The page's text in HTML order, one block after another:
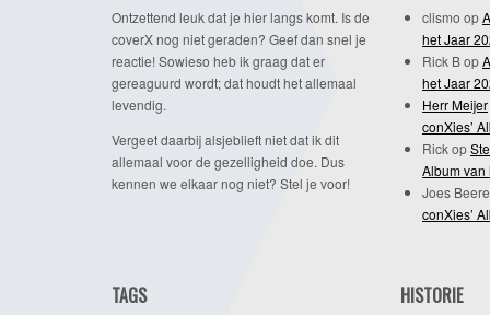
Ontzettend leuk dat je hier langs komt. Is de
coverX nog niet geraden? Geef dan snel je
reactie! Sowieso heb ik graag dat er
gereaguurd wordt; dat houdt het allemaal
levendig.
Vergeet daarbij alsjeblieft niet dat ik dit
allemaal voor de gezelligheid doe. Dus
kennen we elkaar nog niet? Stel je voor!
clismo op
het Jaar
Rick Bop
het Jaar
Herr Meijer
conXies’
Rickop
Album van
Joes
conXies’
TAGS HISTORIE